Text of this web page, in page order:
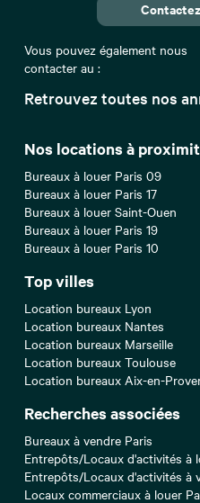
Retrouvez toutes nos
Nos locations à
Bureaux à louer Paris 09
Bureaux à louer Paris 17
Bureaux à louer Saint-Ouen
Bureaux à louer Paris 19
Bureaux à louer Paris 10
Top villes
Location bureaux Lyon
Location bureaux Nantes
Location bureaux Marseille
Location bureaux Toulouse
Location bureaux Aix-en-
Recherches associées
Bureaux à vendre Paris
Entrepôts/Locaux d'activités à
Entrepôts/Locaux d'activités à
Locaux commerciaux à louer
Vous pouvez également nous
contacter au :